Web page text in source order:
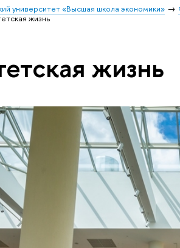
университет «Высшая школа экономики»
жизнь
жизнь